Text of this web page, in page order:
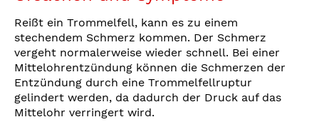
Reißt ein Trommelfell, kann es zu einem
stechendem Schmerz kommen. Der Schmerz
vergeht normalerweise wieder schnell. Bei einer
Mittelohrentzündung können die Schmerzen der
Entzündung durch eine Trommelfellruptur
gelindert werden, da dadurch der Druck auf das
Mittelohr verringert wird.